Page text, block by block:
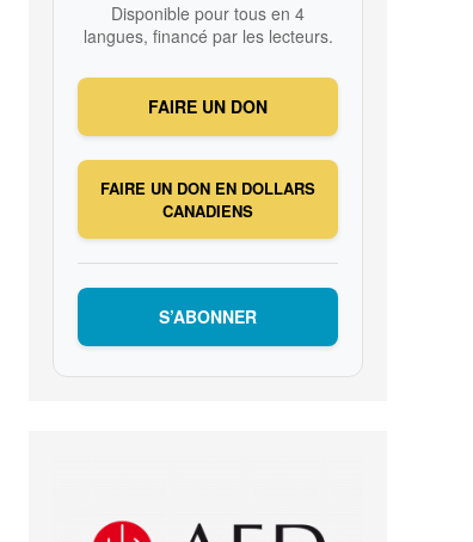
Disponible pour tous en 4
langues, financé par les lecteurs.
FAIRE UN DON
FAIRE UN DON EN DOLLARS
CANADIENS
S’ABONNER